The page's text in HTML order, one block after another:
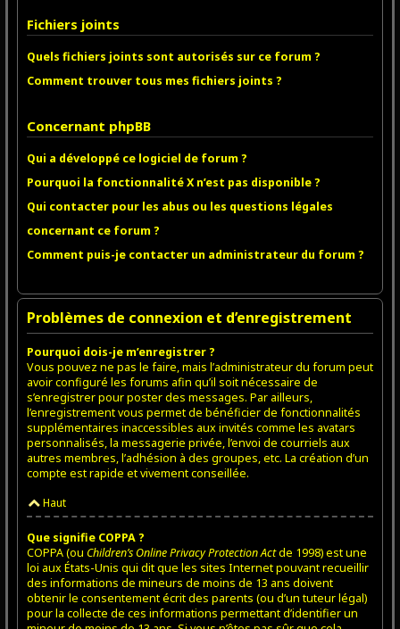
Fichiers joints
Quels fichiers joints sont autorisés sur ce forum ?
Comment trouver tous mes fichiers joints ?
Concernant phpBB
Qui a développé ce logiciel de forum ?
Pourquoi la fonctionnalité X n’est pas disponible ?
Qui contacter pour les abus ou les questions légales
concernant ce forum ?
Comment puis-je contacter un administrateur du forum ?
Problèmes de connexion et d’enregistrement
Pourquoi dois-je m’enregistrer ?
Vous pouvez ne pas le faire, mais l’administrateur du forum peut
avoir configuré les forums afin qu’il soit nécessaire de
s’enregistrer pour poster des messages. Par ailleurs,
l’enregistrement vous permet de bénéficier de fonctionnalités
supplémentaires inaccessibles aux invités comme les avatars
personnalisés, la messagerie privée, l’envoi de courriels aux
autres membres, l’adhésion à des groupes, etc. La création d’un
compte est rapide et vivement conseillée.
Haut
Que signifie COPPA ?
COPPA (ou Children’s Online Privacy Protection Actde 1998) est une
loi aux États-Unis qui dit que les sites Internet pouvant recueillir
des informations de mineurs de moins de 13 ans doivent
obtenir le consentement écrit des parents (ou d’un tuteur légal)
pour la collecte de ces informations permettant d’identifier un